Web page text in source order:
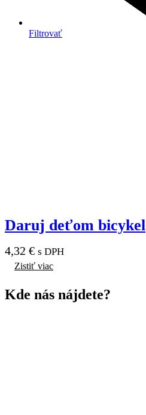
Filtrovať
Daruj deťom bicykel
4,32 € s DPH
Zistiť viac
Kde nás nájdete?